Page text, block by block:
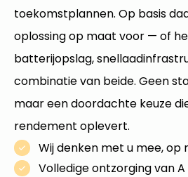
toekomstplannen. Op basis
oplossing op maat voor — of
batterijopslag,
combinatie van beide. Geen
maar een doordachte keuze
rendement oplevert.
Wij denken met u mee, op
Volledige ontzorging van